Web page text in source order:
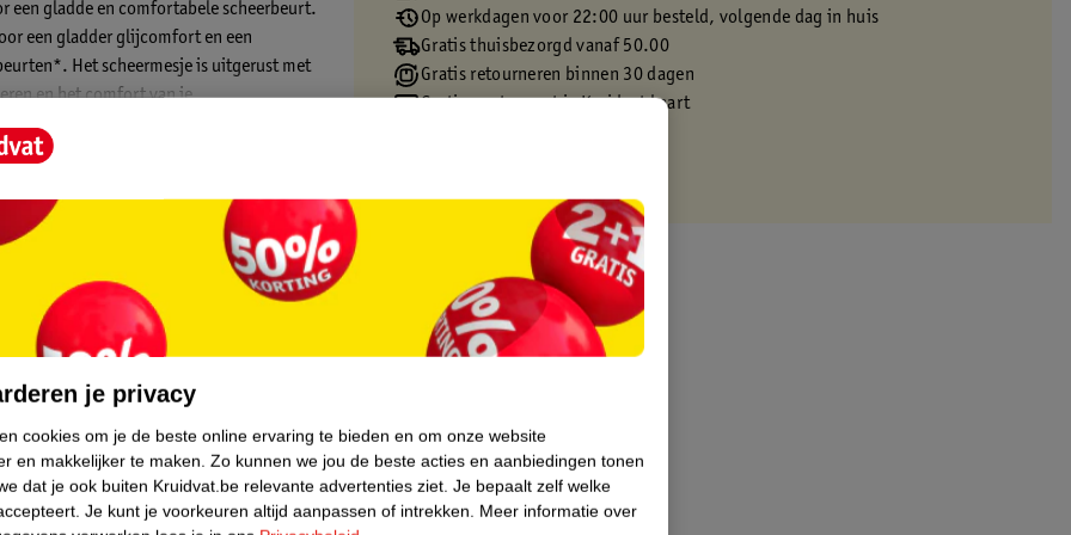
een gladde en comfortabele scheerbeurt.
een gladder glijcomfort en een
Het scheermesje is uitgerust met
en het comfort van je
een comfortabele en gladde
Op werkdagen voor 22:00 uur besteld, volgende dag in huis
Gratis thuisbezorgd vanaf 50.00
Gratis retourneren binnen 30 dagen
Gratis punten met je Kruidvat kaart
je privacy
cookies om je de beste online ervaring te bieden en om onze website
en makkelijker te maken. Zo kunnen we jou de beste acties en aanbiedingen tonen
dat je ook buiten Kruidvat.be relevante advertenties ziet. Je bepaalt zelf welke
Je kunt je voorkeuren altijd aanpassen of intrekken. Meer informatie over